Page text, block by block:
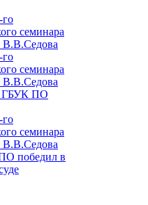
семинара
В.В.Седова
семинара
В.В.Седова
ГБУК ПО
семинара
В.В.Седова
победил в